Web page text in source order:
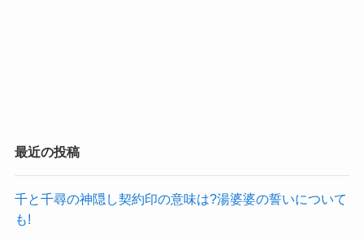
最近の投稿
千と千尋の神隠し契約印の意味は?湯婆婆の誓いについて
も!